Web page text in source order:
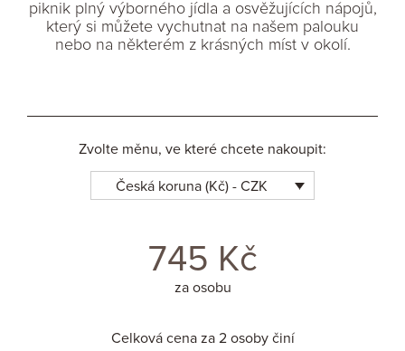
piknik plný výborného jídla a osvěžujících nápojů,
který si můžete vychutnat na našem palouku
nebo na některém z krásných míst v okolí.
Zvolte měnu, ve které chcete nakoupit:
Česká koruna (Kč) - CZK
745 Kč
za osobu
Celková cena za 2 osoby činí